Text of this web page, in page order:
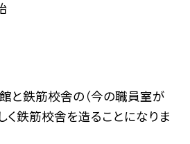
と鉄筋校舎の（今の職員室が
く鉄筋校舎を造ることになりま